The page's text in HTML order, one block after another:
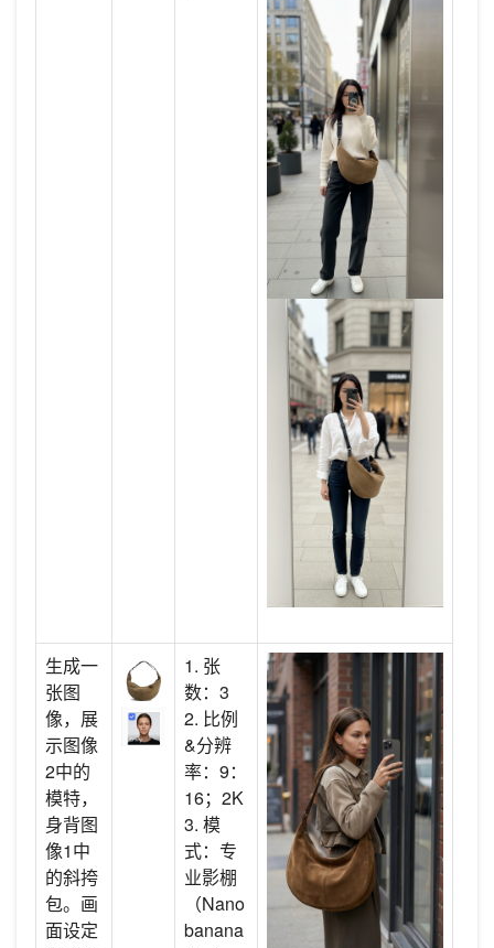
生成一
张图
像，展
示图像
2中的
模特，
身背图
像1中
的斜挎
包。画
面设定
1. 张
数：3
2. 比例
&分辨
率：9：
16；2K
3. 模
式：专
业影棚
（Nano
banana